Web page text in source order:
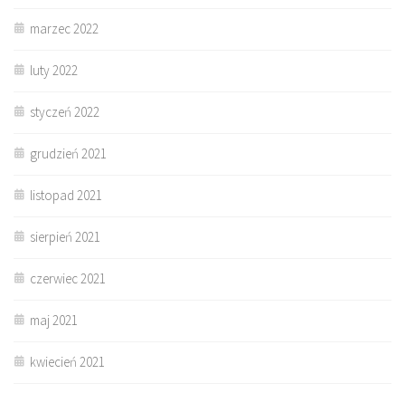
marzec 2022
luty 2022
styczeń 2022
grudzień 2021
listopad 2021
sierpień 2021
czerwiec 2021
maj 2021
kwiecień 2021